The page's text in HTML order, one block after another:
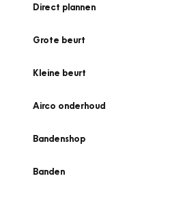
Direct plannen
Grote beurt
Kleine beurt
Airco onderhoud
Bandenshop
Banden